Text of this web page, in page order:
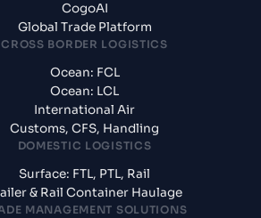
CogoAI
Global Trade Platform
CROSS BORDER LOGISTICS
Ocean: FCL
Ocean: LCL
International Air
Customs, CFS, Handling
DOMESTIC LOGISTICS
Surface: FTL, PTL, Rail
& Rail Container Haulage
MANAGEMENT SOLUTIONS